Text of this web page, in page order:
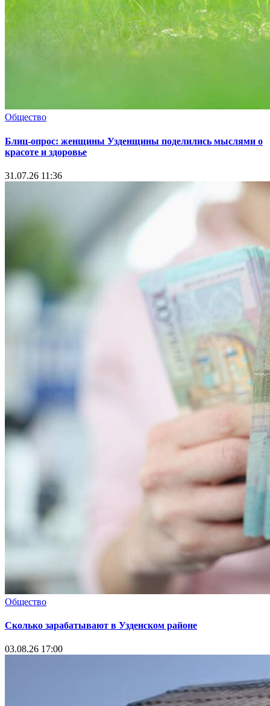
Общество
Блиц-опрос: женщины Узденщины поделились мыслями о
красоте и здоровье
31.07.26 11:36
Общество
Сколько зарабатывают в Узденском районе
03.08.26 17:00